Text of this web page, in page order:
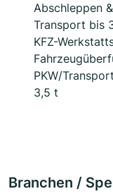
Abschleppen &
Transport bis
KFZ-
PKW/
3,5 t
Branchen /